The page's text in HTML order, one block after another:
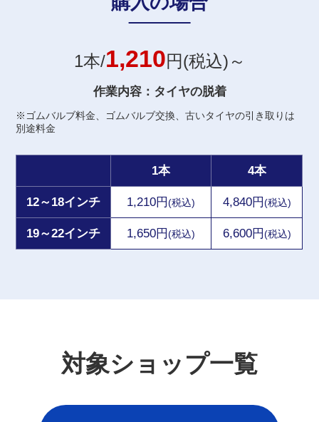
1本/1,210円(税込)～
作業内容：タイヤの脱着
※ゴムバルブ料金、ゴムバルブ交換、古いタイヤの引き取りは
別途料金
1本 4本
12～18インチ 1,210円(税込) 4,840円(税込)
19～22インチ 1,650円(税込) 6,600円(税込)
対象ショップ一覧